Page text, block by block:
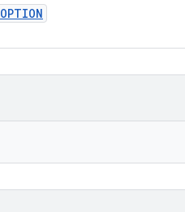
OPTION